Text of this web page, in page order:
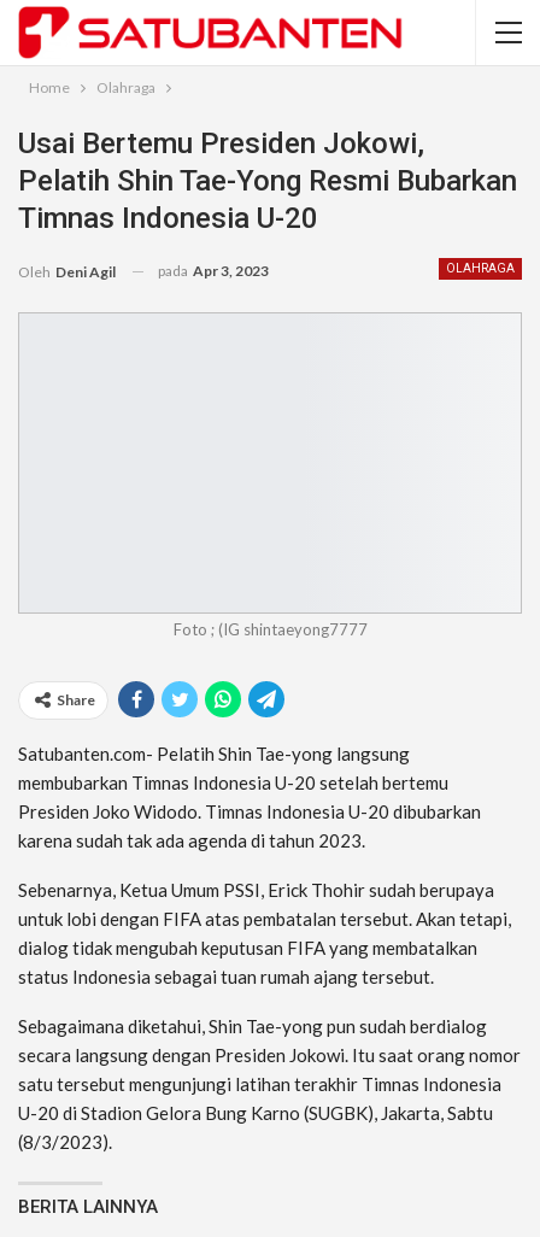
Home Olahraga
Usai Bertemu Presiden Jokowi,
Pelatih Shin Tae-Yong Resmi Bubarkan
Timnas Indonesia U-20
OLAHRAGA
Oleh Deni Agil pada Apr 3, 2023
Foto ; (IG shintaeyong7777
Share
Satubanten.com- Pelatih Shin Tae-yong langsung
membubarkan Timnas Indonesia U-20 setelah bertemu
Presiden Joko Widodo. Timnas Indonesia U-20 dibubarkan
karena sudah tak ada agenda di tahun 2023.
Sebenarnya, Ketua Umum PSSI, Erick Thohir sudah berupaya
untuk lobi dengan FIFA atas pembatalan tersebut. Akan tetapi,
dialog tidak mengubah keputusan FIFA yang membatalkan
status Indonesia sebagai tuan rumah ajang tersebut.
Sebagaimana diketahui, Shin Tae-yong pun sudah berdialog
secara langsung dengan Presiden Jokowi. Itu saat orang nomor
satu tersebut mengunjungi latihan terakhir Timnas Indonesia
U-20 di Stadion Gelora Bung Karno (SUGBK), Jakarta, Sabtu
(8/3/2023).
BERITA LAINNYA